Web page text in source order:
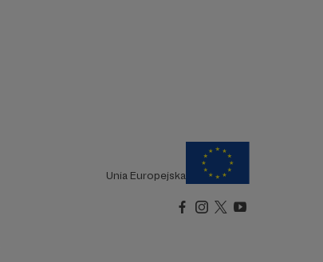
Unia Europejska